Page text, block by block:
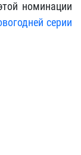
номинации
серии